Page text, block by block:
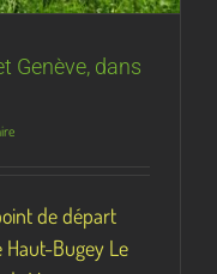
Genève, dans
de départ
Bugey Le